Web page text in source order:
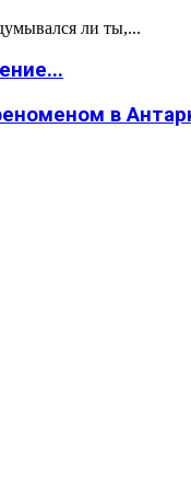
ли ты,...
в